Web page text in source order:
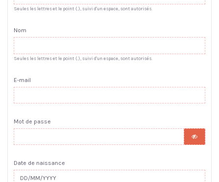
Seules les lettres et le point (.), suivi d'un espace, sont autorisés.
Nom
Seules les lettres et le point (.), suivi d'un espace, sont autorisés.
E-mail
Mot de passe
Date de naissance